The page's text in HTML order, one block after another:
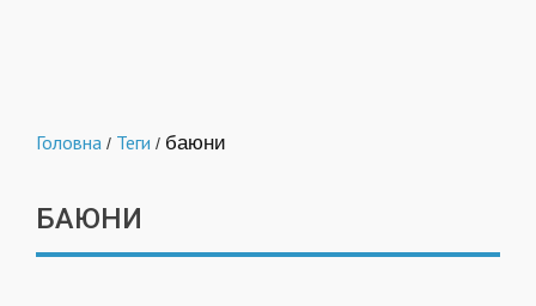
Головна / Теги / баюни
БАЮНИ